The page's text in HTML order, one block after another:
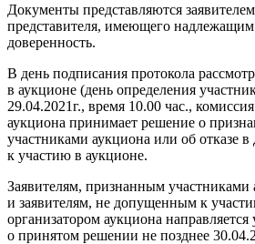
Документы представляются
представителя, имеющего
доверенность.
В день подписания протокола
в аукционе (день определения
29.04.2021г., время 10.00 час.,
аукциона принимает решение о
участниками аукциона или об отказе в
к участию в аукционе.
Заявителям, признанным участниками
и заявителям, не допущенным к
организатором аукциона
о принятом решении не позднее